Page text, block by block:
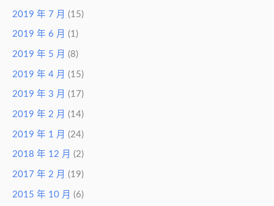
2019 年 7 月 (15)
2019 年 6 月 (1)
2019 年 5 月 (8)
2019 年 4 月 (15)
2019 年 3 月 (17)
2019 年 2 月 (14)
2019 年 1 月 (24)
2018 年 12 月 (2)
2017 年 2 月 (19)
2015 年 10 月 (6)